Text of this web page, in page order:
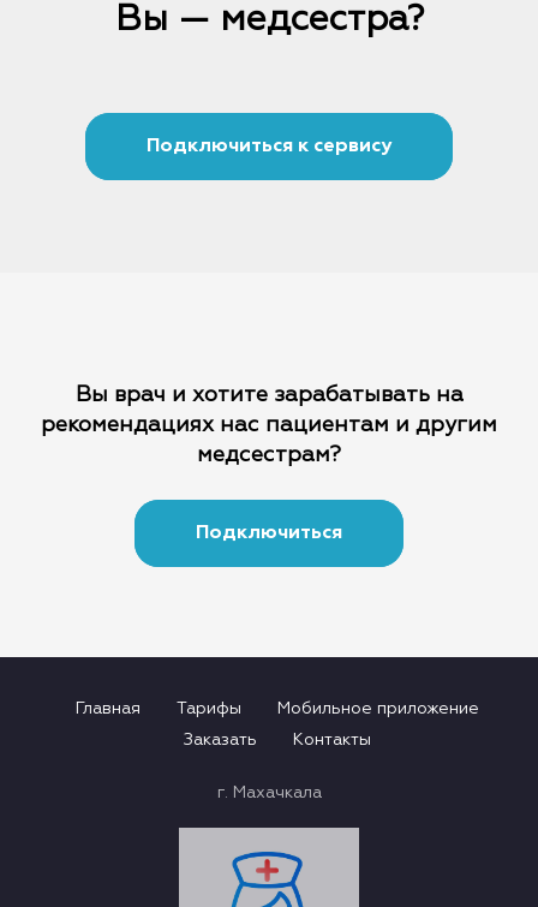
Вы — медсестра?
Подключиться к сервису
Вы врач и хотите зарабатывать на
рекомендациях нас пациентам и другим
медсестрам?
Подключиться
Главная Тарифы
Мобильное приложение
Заказать
Контакты
г. Махачкала